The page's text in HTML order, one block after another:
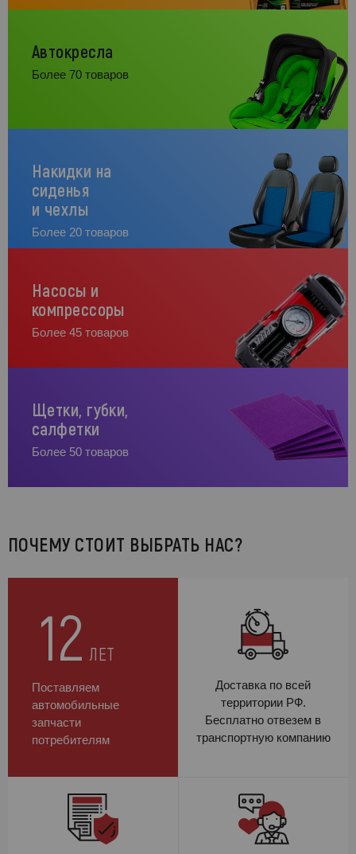
Автокресла
Более 70 товаров
Накидки на
сиденья
и чехлы
Более 20 товаров
Насосы и
компрессоры
Более 45 товаров
Щетки, губки,
салфетки
Более 50 товаров
ПОЧЕМУ СТОИТ ВЫБРАТЬ НАС?
12 ЛЕТ
Поставляем
автомобильные
запчасти
потребителям
Доставка по всей
территории РФ.
Бесплатно отвезем в
транспортную компанию